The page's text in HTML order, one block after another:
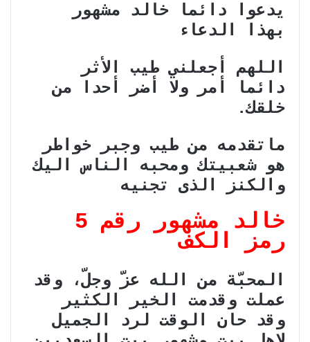
يدعوا دائما خالد مشهور
بهذا الدعاء
اللهم أجعلني طيب الأثر
دائما أمر ولا أضر أحدا من
خلقك.
ماتقدمه من طيب وجبر خواطر
هو شعبيتك ومحبه الناس اليك
والكنز الذى تجنيه
خالد مشهور رقم 5
رمز الكف
المحبّة من الله عزّ وجلّ، وقد
عملت وقدمت الخير الكثير
وقد حان الوقت لرد الجميل